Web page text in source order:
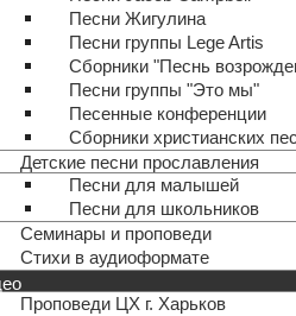
Песни Жигулина
Песни группы Lege Artis
Сборники "Песнь
Песни группы "Это мы"
Песенные конференции
Сборники христианских
Детские песни прославления
Песни для малышей
Песни для школьников
Семинары и проповеди
Стихи в аудиоформате
Проповеди ЦХ г. Харьков